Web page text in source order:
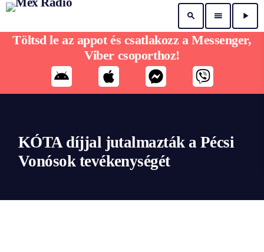
search menu play_arrow
KÓTA díjjal jutalmazták a Pécsi
Vonósok tevékenységét
Töltsd le az appot és csatlakozz a Messenger,
Viber csoporthoz!